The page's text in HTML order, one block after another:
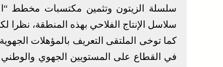
سلسلة الزيتون وتثمين مكتسبات مخطط
سلاسل الإنتاج الفلاحي بهذه المنطقة، نظرا لكونه
كما توخى الملتقى التعريف بالمؤهلات
في القطاع على المستويين الجهوي والوطني